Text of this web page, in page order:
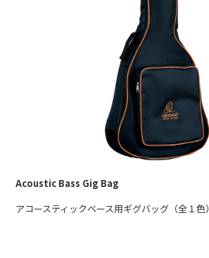
Acoustic Bass Gig Bag
アコースティックベース用ギグバッグ（全１色）